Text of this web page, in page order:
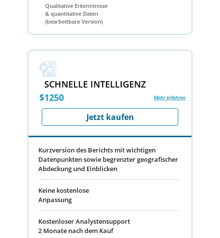
Qualitative Erkenntnisse
& quantitative Daten
(bearbeitbare Version)
SCHNELLE INTELLIGENZ
$1250
Mehr erfahren
Jetzt kaufen
Kurzversion des Berichts mit wichtigen
Datenpunkten sowie begrenzter geografischer
Abdeckung und Einblicken
Keine kostenlose
Anpassung
Kostenloser Analystensupport
2 Monate nach dem Kauf